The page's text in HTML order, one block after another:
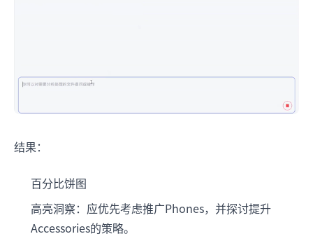
结果：
百分比饼图
高亮洞察：应优先考虑推广Phones，并探讨提升
Accessories的策略。